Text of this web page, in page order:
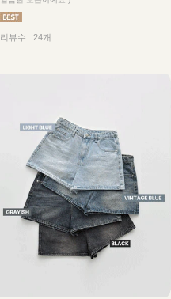
리뷰수 : 24개